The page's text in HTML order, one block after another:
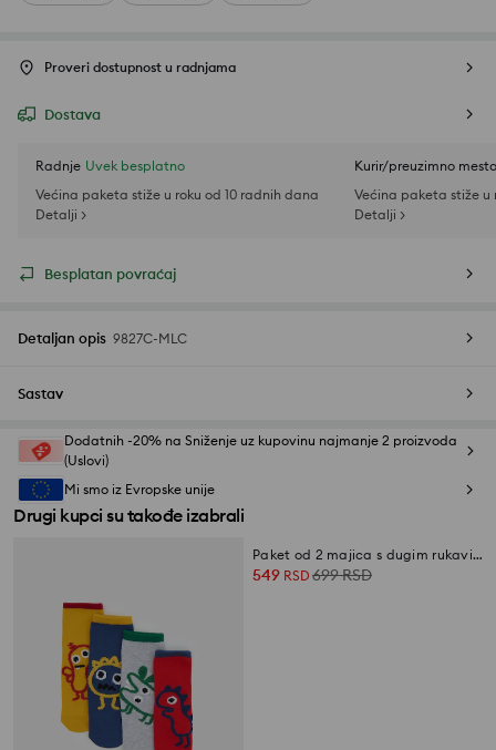
Proveri dostupnost u radnjama
Dostava
Radnje Uvek besplatno
Većina paketa stiže u roku od 10 radnih dana
Detalji >
Kurir/preuzimno mesto
Većina paketa stiže u
Detalji >
Besplatan povraćaj
Detaljan opis 9827C-MLC
Sastav
Dodatnih -20% na Sniženje uz kupovinu najmanje 2 proizvoda
(Uslovi)
Mi smo iz Evropske unije
Drugi kupci su takođe izabrali